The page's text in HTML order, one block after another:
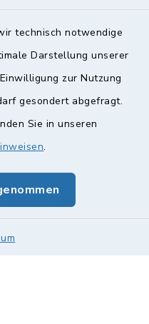
technisch notwendige
Darstellung unserer
zur Nutzung
gesondert abgefragt.
Sie in unseren
.